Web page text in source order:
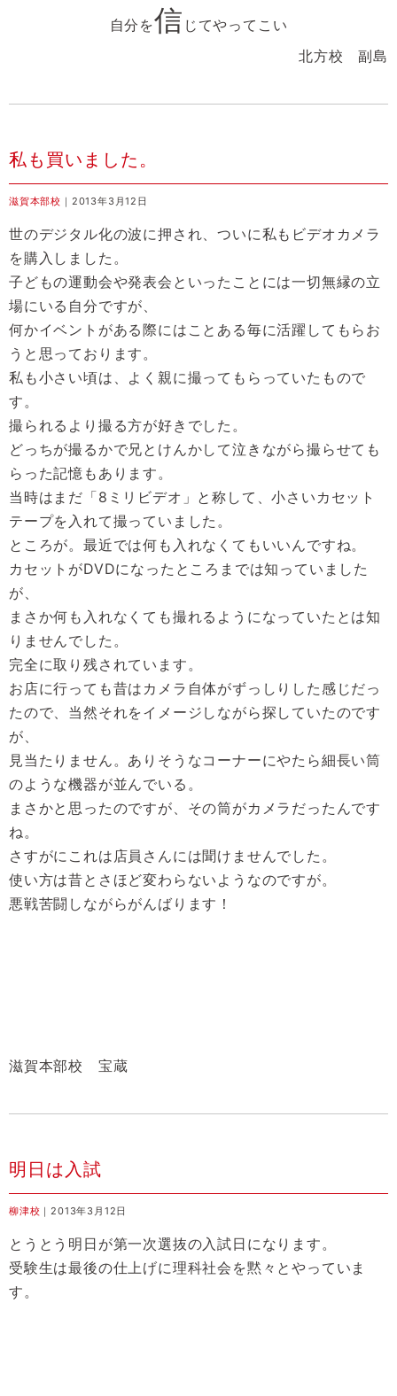
自分を信 じてやってこい
北方校 副島
私も買いました。
滋賀本部校 ｜2013年3月12日
世のデジタル化の波に押され、ついに私もビデオカメラ
を購入しました。
子どもの運動会や発表会といったことには一切無縁の立
場にいる自分ですが、
何かイベントがある際にはことある毎に活躍してもらお
うと思っております。
私も小さい頃は、よく親に撮ってもらっていたもので
す。
撮られるより撮る方が好きでした。
どっちが撮るかで兄とけんかして泣きながら撮らせても
らった記憶もあります。
当時はまだ「8ミリビデオ」と称して、小さいカセット
テープを入れて撮っていました。
ところが。最近では何も入れなくてもいいんですね。
カセットがDVDになったところまでは知っていました
が、
まさか何も入れなくても撮れるようになっていたとは知
りませんでした。
完全に取り残されています。
お店に行っても昔はカメラ自体がずっしりした感じだっ
たので、当然それをイメージしながら探していたのです
が、
見当たりません。ありそうなコーナーにやたら細長い筒
のような機器が並んでいる。
まさかと思ったのですが、その筒がカメラだったんです
ね。
さすがにこれは店員さんには聞けませんでした。
使い方は昔とさほど変わらないようなのですが。
悪戦苦闘しながらがんばります！
滋賀本部校 宝蔵
明日は入試
柳津校 ｜2013年3月12日
とうとう明日が第一次選抜の入試日になります。
受験生は最後の仕上げに理科社会を黙々とやっていま
す。